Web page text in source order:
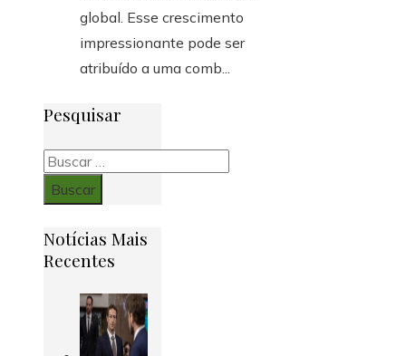
global. Esse crescimento
impressionante pode ser
atribuído a uma comb...
Pesquisar
Buscar:
Notícias Mais
Recentes